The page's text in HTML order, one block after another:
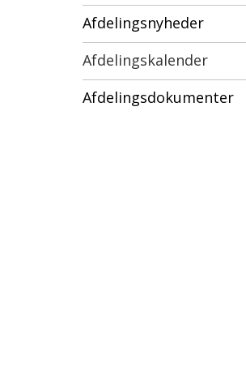
Afdelingsnyheder
Afdelingskalender
Afdelingsdokumenter